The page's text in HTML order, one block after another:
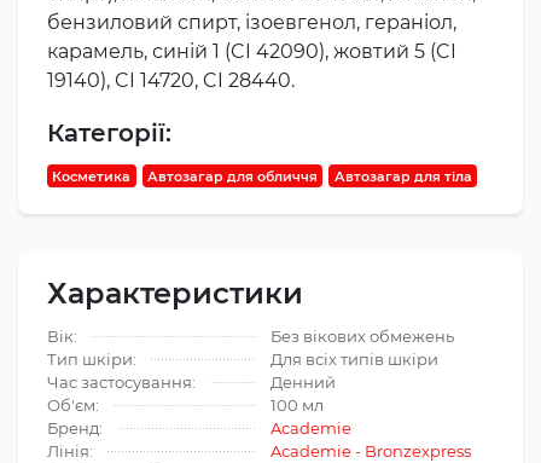
бензиловий спирт, ізоевгенол, гераніол,
карамель, синій 1 (CI 42090), жовтий 5 (CI
19140), CI 14720, CI 28440.
Категорії:
Косметика Автозагар для обличчя Автозагар для тіла
Характеристики
Вік:
Без вікових обмежень
Тип шкіри:
Для всіх типів шкіри
Час застосування:
Денний
Об'єм:
100 мл
Бренд:
Academie
Лінія:
Academie - Bronzexpress